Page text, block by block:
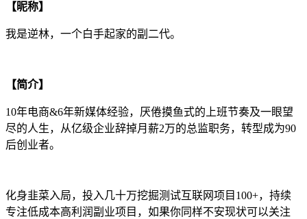
【昵称】
我是逆林，一个白手起家的副二代。
【简介】
10年电商&6年新媒体经验，厌倦摸鱼式的上班节奏及一眼望
尽的人生，从亿级企业辞掉月薪2万的总监职务，转型成为90
后创业者。
化身韭菜入局，投入几十万挖掘测试互联网项目100+，持续
专注低成本高利润副业项目，如果你同样不安现状可以关注